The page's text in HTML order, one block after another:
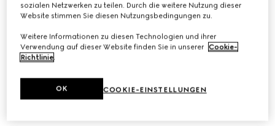
sozialen Netzwerken zu teilen. Durch die weitere Nutzung dieser
Website stimmen Sie diesen Nutzungsbedingungen zu.
Weitere Informationen zu diesen Technologien und ihrer
Verwendung auf dieser Website finden Sie in unserer Cookie-
Richtlinie.
COOKIE-EINSTELLUNGEN
OK